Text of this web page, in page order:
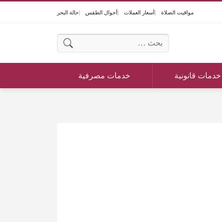
مواقيت الصلاة أسعار العملات أحوال الطقس حالة البحر
البحث عن:
خدمات قانونية خدمات مصرفية